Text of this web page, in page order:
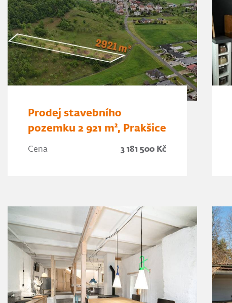
Prodej stavebního
pozemku 2 921 m², Prakšice
Cena 3 181 500 Kč